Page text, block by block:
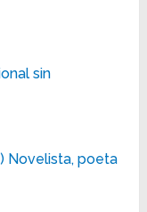
sin
Novelista, poeta